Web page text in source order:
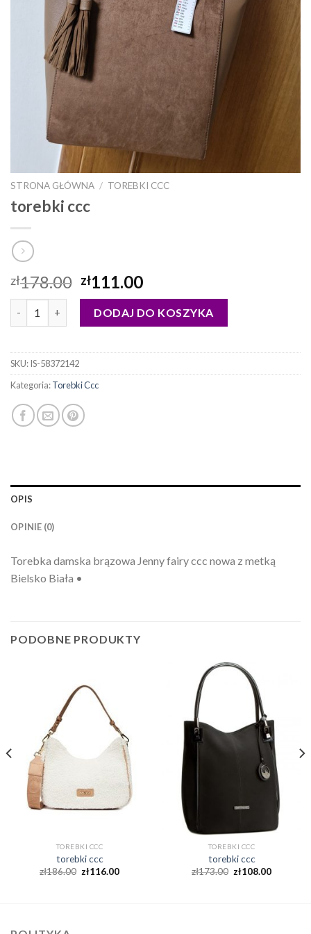
STRONA GŁÓWNA / TOREBKI CCC
torebki ccc
zł178.00 zł111.00
DODAJ DO KOSZYKA
SKU:IS-58372142
Kategoria:Torebki Ccc
OPIS
OPINIE (0)
Torebka damska brązowa Jenny fairy ccc nowa z metką
Bielsko Biała •
PODOBNE PRODUKTY
TOREBKI CCC
torebki ccc
zł186.00 zł116.00
TOREBKI CCC
torebki ccc
zł173.00 zł108.00